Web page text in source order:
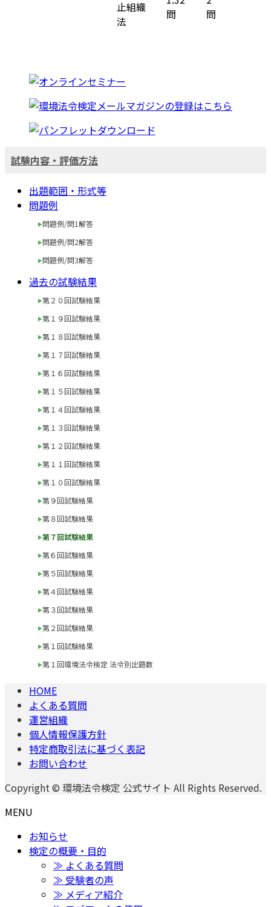
止組織
法
問
問
試験内容・評価方法
出題範囲・形式等
問題例
問題例/問1解答
問題例/問2解答
問題例/問3解答
過去の試験結果
第２０回試験結果
第１９回試験結果
第１８回試験結果
第１７回試験結果
第１６回試験結果
第１５回試験結果
第１４回試験結果
第１３回試験結果
第１２回試験結果
第１１回試験結果
第１０回試験結果
第９回試験結果
第８回試験結果
第７回試験結果
第６回試験結果
第５回試験結果
第４回試験結果
第３回試験結果
第２回試験結果
第１回試験結果
第１回環境法令検定 法令別出題数
HOME
よくある質問
運営組織
個人情報保護方針
特定商取引法に基づく表記
お問い合わせ
Copyright © 環境法令検定 公式サイト All Rights Reserved.
MENU
お知らせ
検定の概要・目的
≫ よくある質問
≫ 受験者の声
≫ メディア紹介